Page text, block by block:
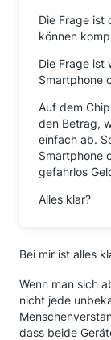
Die Frage ist
können
Die Frage ist
Smartphone
Auf dem
den Betrag,
einfach ab.
Smartphone
gefahrlos
Alles klar?
Bei mir ist alles
Wenn man sich
nicht jede
dass beide